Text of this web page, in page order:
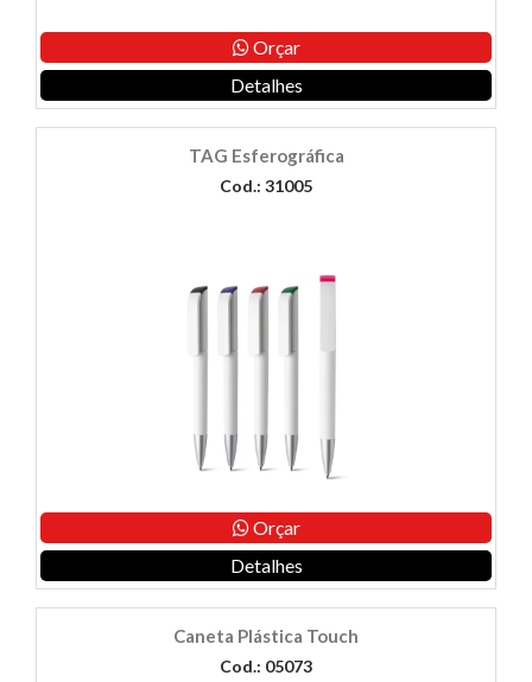
Orçar
Detalhes
TAG Esferográfica
Cod.: 31005
Orçar
Detalhes
Caneta Plástica Touch
Cod.: 05073